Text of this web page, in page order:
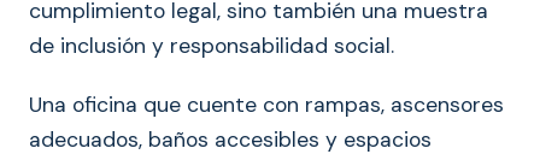
cumplimiento legal, sino también una muestra
de inclusión y responsabilidad social.
Una oficina que cuente con rampas, ascensores
adecuados, baños accesibles y espacios